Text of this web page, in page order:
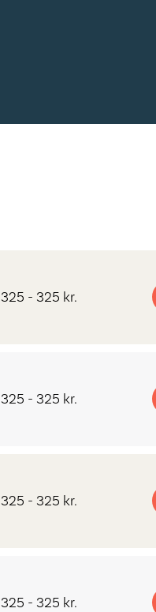
325 - 325 kr.
325 - 325 kr.
325 - 325 kr.
325 - 325 kr.